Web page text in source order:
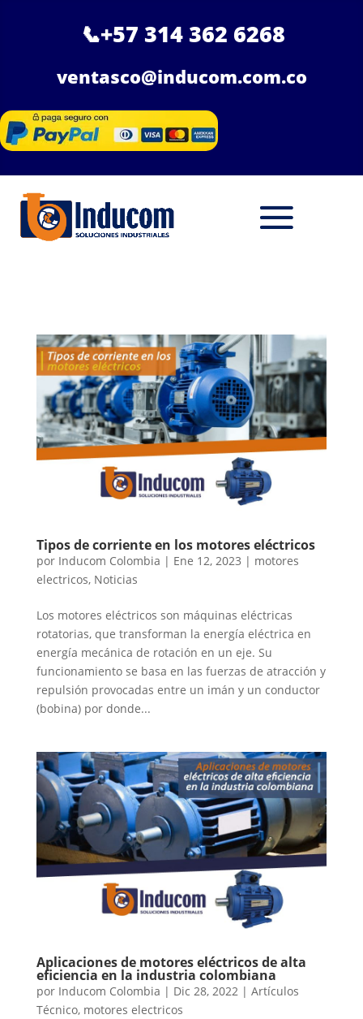
📞+57 314 362 6268
ventasco@inducom.com.co
Tipos de corriente en los motores eléctricos
por Inducom Colombia | Ene 12, 2023 | motores
electricos, Noticias
Los motores eléctricos son máquinas eléctricas
rotatorias, que transforman la energía eléctrica en
energía mecánica de rotación en un eje. Su
funcionamiento se basa en las fuerzas de atracción y
repulsión provocadas entre un imán y un conductor
(bobina) por donde...
Aplicaciones de motores eléctricos de alta
eficiencia en la industria colombiana
por Inducom Colombia | Dic 28, 2022| Artículos
Técnico, motores electricos